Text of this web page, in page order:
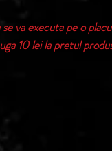
se va executa pe o
10 lei la pretul